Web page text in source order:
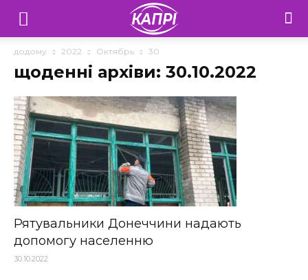
Телебачення
«Капрі»
Новини
Донеччини
додому 2022 Октябрь 30
щоденні архіви: 30.10.2022
Рятувальники Донеччини надають
допомогу населенню
30.10.2022